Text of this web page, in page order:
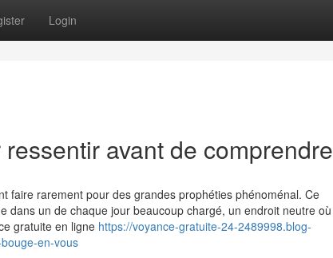
Login
avant de comprendre
faire rarement pour des grandes prophéties phénoménal. Ce
dans un de chaque jour beaucoup chargé, un endroit neutre où
gratuite en ligne https://voyance-gratuite-24-2489998.blog-
en-vous